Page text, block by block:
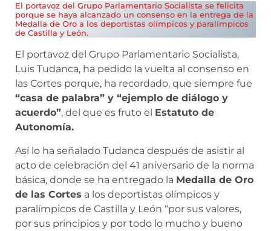
El portavoz del Grupo Parlamentario Socialista se felicita
porque se haya alcanzado un consenso en la entrega de la
Medalla de Oro a los deportistas olímpicos y paralímpicos
de Castilla y León.
El portavoz del Grupo Parlamentario Socialista,
Luis Tudanca, ha pedido la vuelta al consenso en
las Cortes porque, ha recordado, que siempre fue
“casa de palabra” y “ejemplo de diálogo y
acuerdo”, del que es fruto el Estatuto de
Autonomía.
Así lo ha señalado Tudanca después de asistir al
acto de celebración del 41 aniversario de la norma
básica, donde se ha entregado la Medalla de Oro
de las Cortes a los deportistas olímpicos y
paralímpicos de Castilla y León “por sus valores,
por sus principios y por todo lo mucho y bueno